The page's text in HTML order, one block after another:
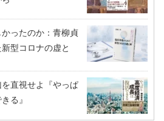
ったのか：青柳貞
型コロナの虚と
直視せよ『やっぱ
る』